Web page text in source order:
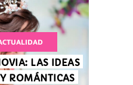
LAS IDEAS
ROMÁNTICAS